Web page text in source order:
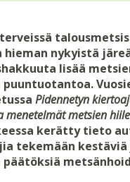
nykyistä
lisää
Pidennetyn
menetelmät metsien
kerätty tieto
tekemään kestäviä